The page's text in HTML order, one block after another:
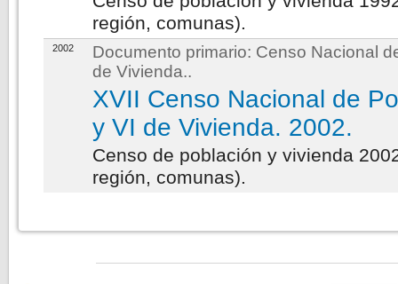
región, comunas).
2002 Documento primario: Censo Nacional
de Vivienda..
XVII Censo Nacional de
y VI de Vivienda. 2002.
Censo de población y vivienda
región, comunas).